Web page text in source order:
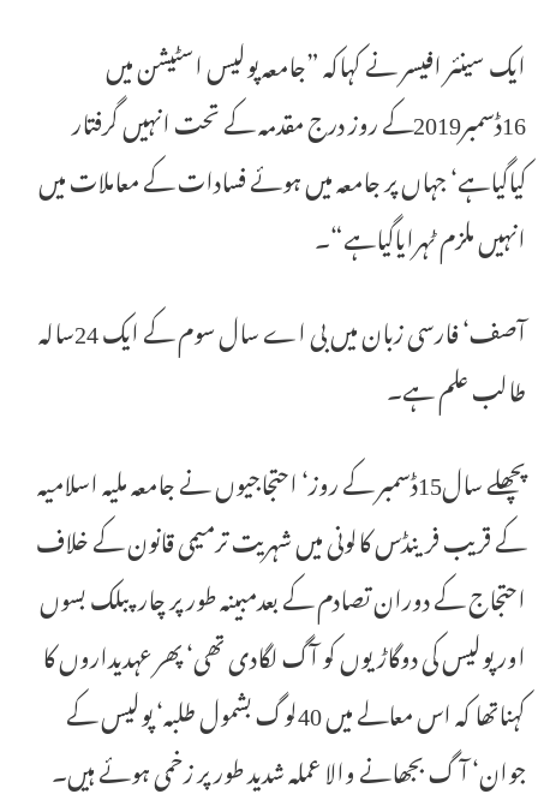
ایک سینئر افیسر نے کہاکہ ”جامعہ پولیس اسٹیشن میں
16ڈسمبر2019کے روز درج مقدمہ کے تحت انہیں گرفتار
کیاگیاہے‘ جہاں پر جامعہ میں ہوئے فسادات کے معاملات میں
انہیں ملزم ٹہرایاگیاہے“۔
آصف‘ فارسی زبان میں بی اے سال سوم کے ایک 24سالہ
طالب علم ہے۔
پچھلے سال15ڈسمبر کے روز‘ احتجاجیوں نے جامعہ ملیہ اسلامیہ
کے قریب فرینڈس کالونی میں شہریت ترمیمی قانون کے خلاف
احتجاج کے دوران تصادم کے بعدمبینہ طور پر چار پبلک بسوں
اور پولیس کی دوگاڑیوں کو آگ لگادی تھی‘ پھر عہدیداروں کا
کہناتھا کہ اس معالے میں 40لوگ بشمول طلبہ‘ پولیس کے
جوان‘ آ گ بجھانے والا عملہ شدید طور پر زخمی ہوئے ہیں۔